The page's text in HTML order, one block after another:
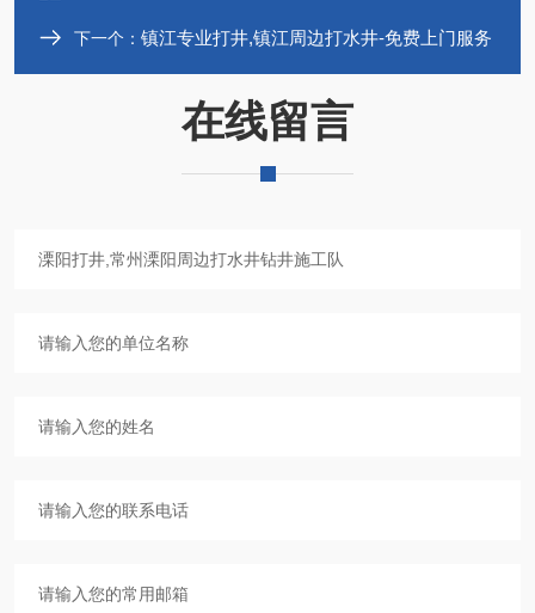
下一个： 镇江专业打井,镇江周边打水井-免费上门服务
在线留言